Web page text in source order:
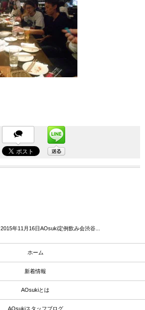
2015年11月16日AOsuki定例飲み会渋谷...
ホーム
新着情報
AOsukiとは
AOsukiスタッフブログ